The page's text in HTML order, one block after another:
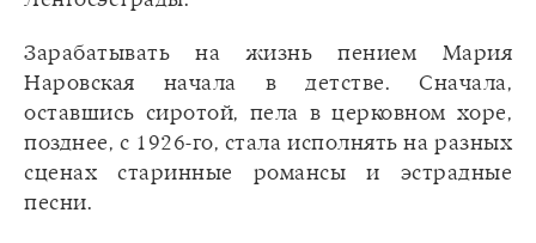
Зарабатывать на жизнь пением Мария
Наровская начала в детстве. Сначала,
оставшись сиротой, пела в церковном хоре,
позднее, с 1926-го, стала исполнять на разных
сценах старинные романсы и эстрадные
песни.